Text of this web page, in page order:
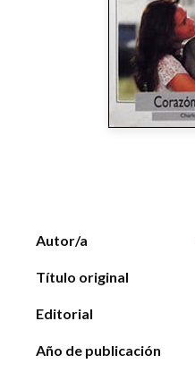
Autor/a
Título original
Editorial
Año de publicación